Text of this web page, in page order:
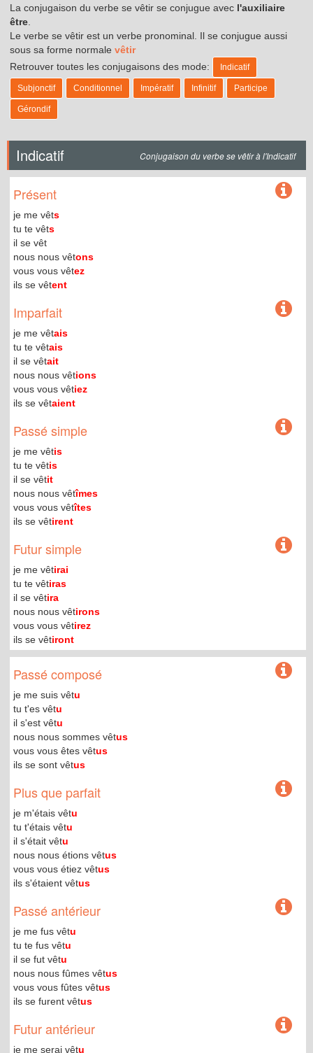
La conjugaison du verbe se vêtir se conjugue avec l'auxiliaire
être
Le verbe se vêtir est un verbe pronominal. Il se conjugue aussi
sous sa forme normale vêtir
Retrouver toutes les conjugaisons des mode:
Indicatif
Subjonctif Conditionnel Impératif Infinitif Participe
Gérondif
Indicatif Conjugaison du verbe se vêtir à l'Indicatif
Présent
je me vêts
tu te vêts
il se vêt
nous nous vêtons
vous vous vêtez
ils se vêtent
Imparfait
je me vêtais
tu te vêtais
il se vêtait
nous nous vêtions
vous vous vêtiez
ils se vêtaient
Passé simple
je me vêtis
tu te vêtis
il se vêtit
nous nous vêtîmes
vous vous vêtîtes
ils se vêtirent
Futur simple
je me vêtirai
tu te vêtiras
il se vêtira
nous nous vêtirons
vous vous vêtirez
ils se vêtiront
Passé composé
je me suis vêtu
tu t'es vêtu
il s'est vêtu
nous nous sommes vêtus
vous vous êtes vêtus
ils se sont vêtus
Plus que parfait
je m'étais vêtu
tu t'étais vêtu
il s'était vêtu
nous nous étions vêtus
vous vous étiez vêtus
ils s'étaient vêtus
Passé antérieur
je me fus vêtu
tu te fus vêtu
il se fut vêtu
nous nous fûmes vêtus
vous vous fûtes vêtus
ils se furent vêtus
Futur antérieur
je me serai vêtu